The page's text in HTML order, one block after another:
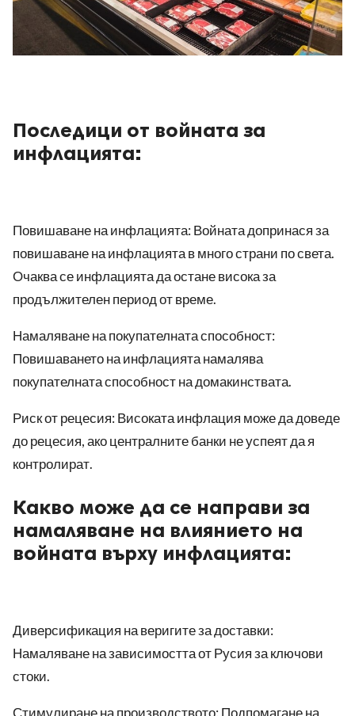
Последици от войната за
инфлацията:
Повишаване на инфлацията: Войната допринася за
повишаване на инфлацията в много страни по света.
Очаква се инфлацията да остане висока за
продължителен период от време.
Намаляване на покупателната способност:
Повишаването на инфлацията намалява
покупателната способност на домакинствата.
Риск от рецесия: Високата инфлация може да доведе
до рецесия, ако централните банки не успеят да я
контролират.
Какво може да се направи за
намаляване на влиянието на
войната върху инфлацията:
Диверсификация на веригите за доставки:
Намаляване на зависимостта от Русия за ключови
стоки.
Стимулиране на производството: Подпомагане на